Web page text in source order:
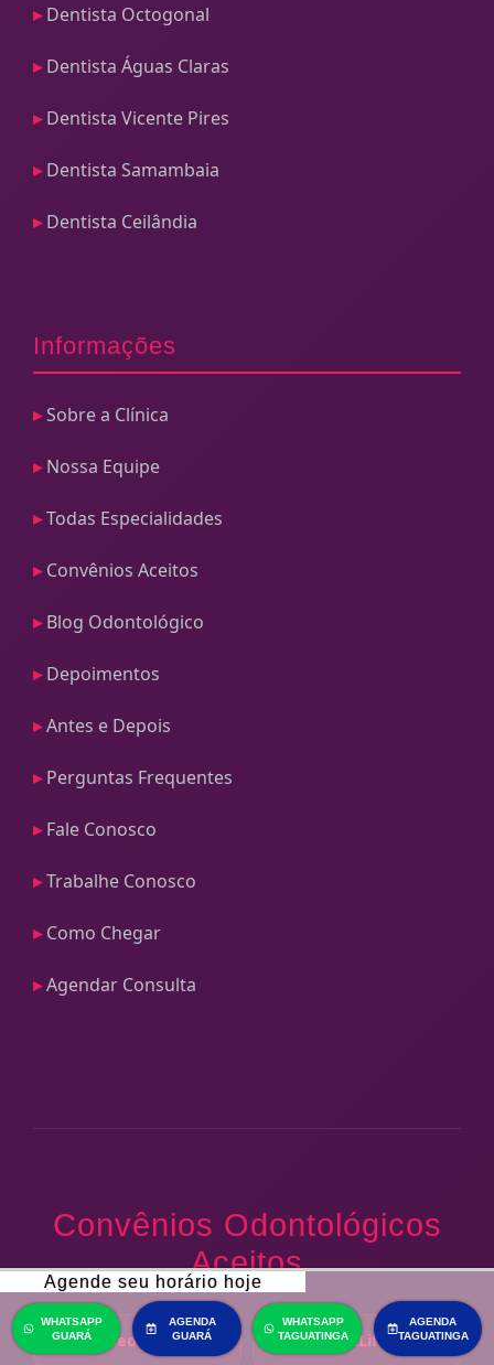
Agende seu horário hoje
AGENDA
GUARÁ
WHATSAPP
TAGUATINGA
WHATSAPP
GUARÁ
AGENDA
TAGUATINGA
Dentista Octogonal
Dentista Águas Claras
Dentista Vicente Pires
Dentista Samambaia
Dentista Ceilândia
Informações
Sobre a Clínica
Nossa Equipe
Todas Especialidades
Convênios Aceitos
Blog Odontológico
Depoimentos
Antes e Depois
Perguntas Frequentes
Fale Conosco
Trabalhe Conosco
Como Chegar
Agendar Consulta
Convênios Odontológicos
Aceitos
Unimed Odonto MetLife